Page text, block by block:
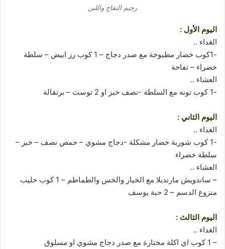
رجيم التفاح واللبن
اليوم الأول :
الغداء ..
-1كوب خضار مطبوخة مع صدر دجاج – 1 كوب رز ابيض – سلطة
خضراء – تفاحة
العشاء ..
-1 كوب تونه مع السلطة -نصف خبز او 2 توست – برتقالة
اليوم الثاني :
الغداء ..
-1 كوب شوربة خضار مشكلة -دجاج مشوي – حمص نصف – خبز –
سلطة خضراء
العشاء ..
– ساندويش مارتديلا مع الخيار والخس والطماطم – 1 كوب حليب
منزوع الدسم – 2 حبة يوسف
اليوم الثالث :
الغداء ..
– 1 كوب اي اكلة مختارة مع صدر دجاج مشوي او مسلوق